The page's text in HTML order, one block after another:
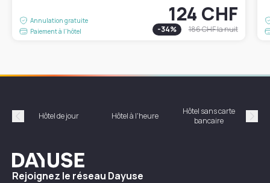
Annulation gratuite
Paiement à l'hôtel
124 CHF
-34% 186 CHFla nuit
Précédent
Hôtel de jour Hôtel à l'heure
Hôtel sans carte
bancaire
Dayuse
Rejoignez le réseau Dayuse